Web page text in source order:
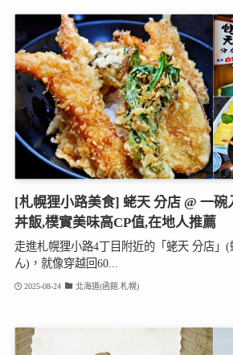
[札幌狸小路美食] 蛯天 分店 @ 一碗
丼飯,樸實美味高CP值,在地人推薦
走進札幌狸小路4丁目附近的「蛯天 分店」
ん)，就像穿越回60...
2025-08-24 北海道(函館.札幌)